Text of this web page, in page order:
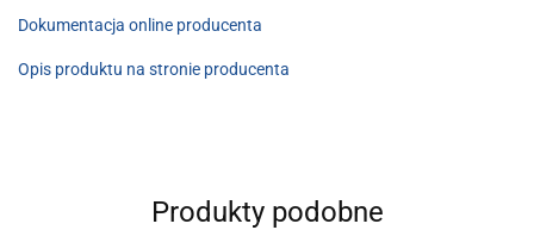
Dokumentacja online producenta
Opis produktu na stronie producenta
Produkty podobne